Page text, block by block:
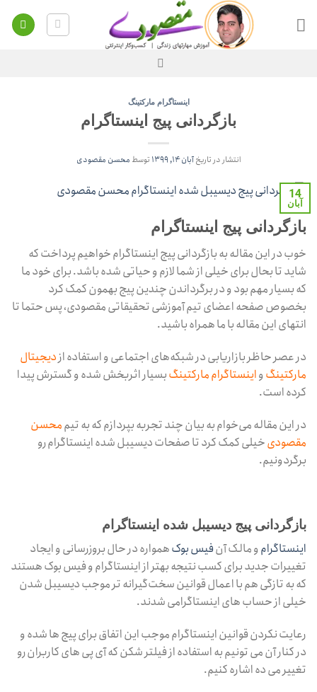
اینستاگرام مارکتینگ
بازگردانی پیج اینستاگرام
انتشار در تاریخآبان ۱۴, ۱۳۹۹ توسط محسن مقصودی
14
آبان
بازگردانی پیج اینستاگرام
خوب در این مقاله به بازگردانی پیج اینستاگرام خواهیم پرداخت که
شاید تا بحال برای خیلی از شما لازم و حیاتی شده باشد. برای خود ما
که بسیار مهم بود و در برگرداندن چندین پیج بهمون کمک کرد
بخصوص صفحه اعضای تیم آموزشی تحقیقاتی مقصودی، پس حتما تا
انتهای این مقاله با ما همراه باشید.
در عصر حاظر بازاریابی در شبکه‌های اجتماعی و استفاده ازدیجیتال
مارکتینگواینستاگرام مارکتینگبسیار اثربخش شده و گسترش پیدا
کرده است.
در این مقاله می‌خوام به بیان چند تجربه بپردازم که به تیممحسن
مقصودیخیلی کمک کرد تا صفحات دیسیبل شده اینستاگرام رو
برگردونیم.
بازگردانی پیج دیسیبل شده اینستاگرام
اینستاگرامو مالک آنفیس بوکهمواره در حال بروزرسانی و ایجاد
تغییرات جدید برای کسب نتیجه بهتر از اینستاگرام و فیس بوک هستند
که به تازگی هم با اعمال قوانین سخت‌گیرانه تر موجب دیسیبل شدن
خیلی از حساب های اینستاگرامی شدند.
رعایت نکردن قوانین اینستاگرام موجب این اتفاق برای پیج ها شده و
در کنار آن می تونیم به استفاده از فیلتر شکن که آی پی های کاربران رو
تغییر می ده اشاره کنیم.